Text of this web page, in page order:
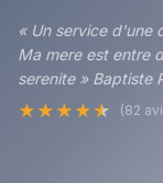
« Un service d'une
Ma mere est entre
serenite » Baptiste
★ ★ ★ ★ ★ (82